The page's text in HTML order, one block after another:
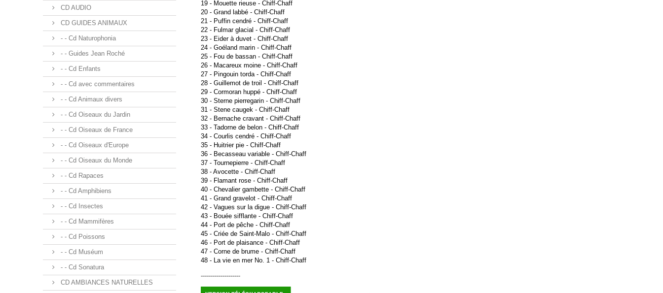
CD AUDIO
CD GUIDES ANIMAUX
- - Cd Naturophonia
- - Guides Jean Roché
- - Cd Enfants
- - Cd avec commentaires
- - Cd Animaux divers
- - Cd Oiseaux du Jardin
- - Cd Oiseaux de France
- - Cd Oiseaux d'Europe
- - Cd Oiseaux du Monde
- - Cd Rapaces
- - Cd Amphibiens
- - Cd Insectes
- - Cd Mammifères
- - Cd Poissons
- - Cd Muséum
- - Cd Sonatura
CD AMBIANCES NATURELLES
19 - Mouette rieuse - Chiff-Chaff
20 - Grand labbé - Chiff-Chaff
21 - Puffin cendré - Chiff-Chaff
22 - Fulmar glacial - Chiff-Chaff
23 - Eider à duvet - Chiff-Chaff
24 - Goéland marin - Chiff-Chaff
25 - Fou de bassan - Chiff-Chaff
26 - Macareux moine - Chiff-Chaff
27 - Pingouin torda - Chiff-Chaff
28 - Guillemot de troil - Chiff-Chaff
29 - Cormoran huppé - Chiff-Chaff
30 - Sterne pierregarin - Chiff-Chaff
31 - Stene caugek - Chiff-Chaff
32 - Bernache cravant - Chiff-Chaff
33 - Tadorne de belon - Chiff-Chaff
34 - Courlis cendré - Chiff-Chaff
35 - Huitrier pie - Chiff-Chaff
36 - Becasseau variable - Chiff-Chaff
37 - Tournepierre - Chiff-Chaff
38 - Avocette - Chiff-Chaff
39 - Flamant rose - Chiff-Chaff
40 - Chevalier gambette - Chiff-Chaff
41 - Grand gravelot - Chiff-Chaff
42 - Vagues sur la digue - Chiff-Chaff
43 - Bouée sifflante - Chiff-Chaff
44 - Port de pêche - Chiff-Chaff
45 - Criée de Saint-Malo - Chiff-Chaff
46 - Port de plaisance - Chiff-Chaff
47 - Corne de brume - Chiff-Chaff
48 - La vie en mer No. 1 - Chiff-Chaff
--------------------